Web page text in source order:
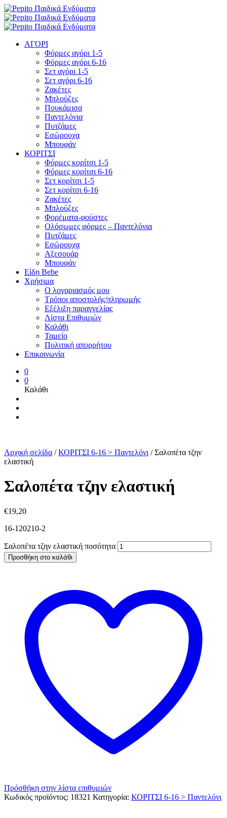
ΑΓΟΡΙ
Φόρμες αγόρι 1-5
Φόρμες αγόρι 6-16
Σετ αγόρι 1-5
Σετ αγόρι 6-16
Ζακέτες
Μπλούζες
Πουκάμισα
Παντελόνια
Πυτζάμες
Εσώρουχα
Μπουφάν
ΚΟΡΙΤΣΙ
Φόρμες κορίτσι 1-5
Φόρμες κορίτσι 6-16
Σετ κορίτσι 1-5
Σετ κορίτσι 6-16
Ζακέτες
Μπλούζες
Φορέματα-φούστες
Ολόσωμες φόρμες – Παντελόνια
Πυτζάμες
Εσώρουχα
Αξεσουάρ
Μπουφάν
Είδη Bebe
Χρήσιμα
Ο λογαριασμός μου
Τρόποι αποστολής/πληρωμής
Εξέλιξη παραγγελίας
Λίστα Επιθυμιών
Καλάθι
Ταμείο
Πολιτική απορρήτου
Επικοινωνία
0
0
Καλάθι
Αρχική σελίδα / ΚΟΡΙΤΣΙ 6-16 > Παντελόνι /Σαλοπέτα τζην
ελαστική
Σαλοπέτα τζην ελαστική
€19,20
16-120210-2
Σαλοπέτα τζην ελαστική ποσότητα
Προσθήκη στο καλάθι
Πρόσθήκη στην λίστα επιθυμιών
Κωδικός προϊόντος: 18321 Κατηγορία: ΚΟΡΙΤΣΙ 6-16 > Παντελόνι